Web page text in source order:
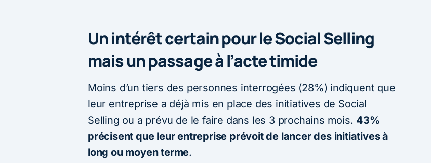
Un intérêt certain pour le Social Selling
mais un passage à l’acte timide
Moins d’un tiers des personnes interrogées (28%) indiquent que
leur entreprise a déjà mis en place des initiatives de Social
Selling ou a prévu de le faire dans les 3 prochains mois. 43%
précisent que leur entreprise prévoit de lancer des initiatives à
long ou moyen terme.